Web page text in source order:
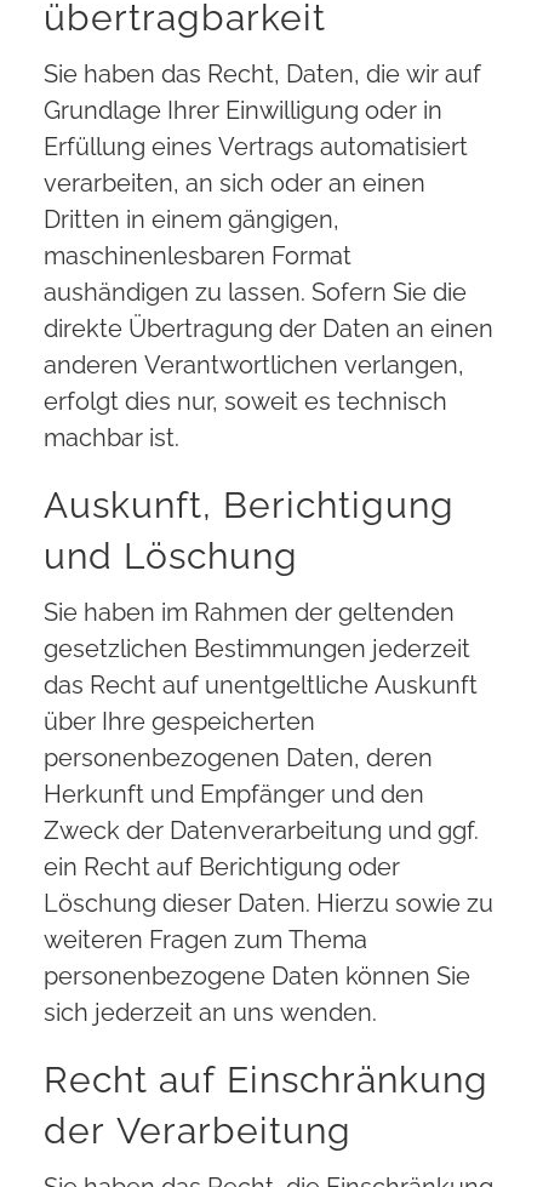
übertrag­barkeit
Sie haben das Recht, Daten, die wir auf
Grundlage Ihrer Einwilligung oder in
Erfüllung eines Vertrags automatisiert
verarbeiten, an sich oder an einen
Dritten in einem gängigen,
maschinenlesbaren Format
aushändigen zu lassen. Sofern Sie die
direkte Übertragung der Daten an einen
anderen Verantwortlichen verlangen,
erfolgt dies nur, soweit es technisch
machbar ist.
Auskunft, Berichtigung
und Löschung
Sie haben im Rahmen der geltenden
gesetzlichen Bestimmungen jederzeit
das Recht auf unentgeltliche Auskunft
über Ihre gespeicherten
personenbezogenen Daten, deren
Herkunft und Empfänger und den
Zweck der Datenverarbeitung und ggf.
ein Recht auf Berichtigung oder
Löschung dieser Daten. Hierzu sowie zu
weiteren Fragen zum Thema
personenbezogene Daten können Sie
sich jederzeit an uns wenden.
Recht auf Einschränkung
der Verarbeitung